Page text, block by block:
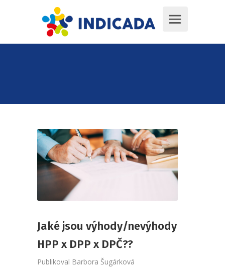
Jaké jsou výhody/nevýhody
HPP x DPP x DPČ??
Publikoval Barbora Šugárková